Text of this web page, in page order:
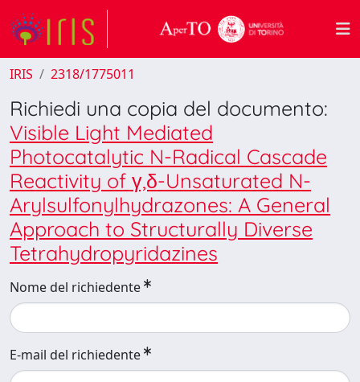
IRIS 2318/1775011
Richiedi una copia del documento:
Visible Light Mediated
Photocatalytic N-Radical Cascade
Reactivity of γ,δ-Unsaturated N-
Arylsulfonylhydrazones: A General
Approach to Structurally Diverse
Tetrahydropyridazines
Nome del richiedente
E-mail del richiedente